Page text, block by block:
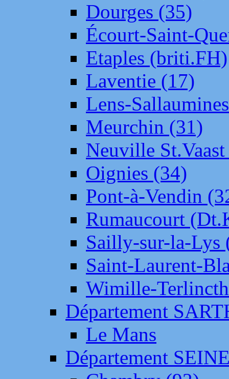
Dourges (35)
Écourt-Saint-
Etaples (briti.FH)
Laventie (17)
Lens-
Meurchin (31)
Neuville
Oignies (34)
Pont-à-Vendin
Rumaucourt
Sailly-sur-la-Lys
Saint-Laurent-
Wimille-
Département
Le Mans
Département